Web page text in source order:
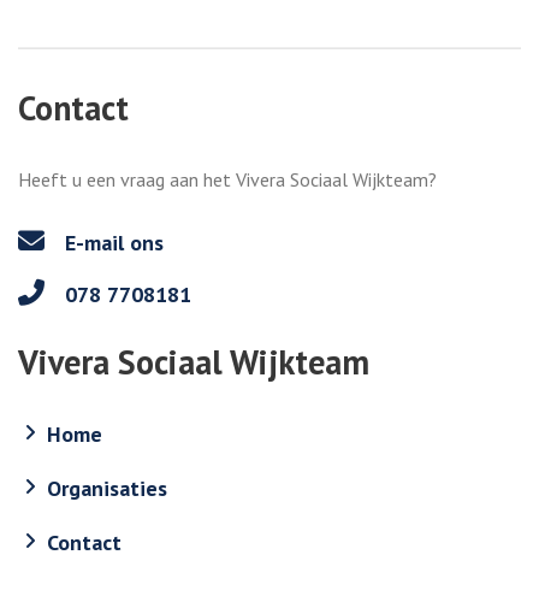
Contact
Heeft u een vraag aan het Vivera Sociaal Wijkteam?
E-mail ons
078 7708181
Vivera Sociaal Wijkteam
Home
Organisaties
Contact